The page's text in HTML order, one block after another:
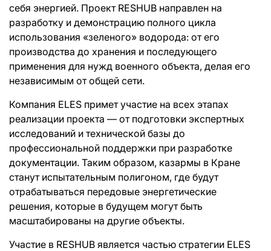
себя энергией. Проект RESHUB направлен на
разработку и демонстрацию полного цикла
использования «зеленого» водорода: от его
производства до хранения и последующего
применения для нужд военного объекта, делая его
независимым от общей сети.
Компания ELES примет участие на всех этапах
реализации проекта — от подготовки экспертных
исследований и технической базы до
профессиональной поддержки при разработке
документации. Таким образом, казармы в Кране
станут испытательным полигоном, где будут
отрабатываться передовые энергетические
решения, которые в будущем могут быть
масштабированы на другие объекты.
Участие в RESHUB является частью стратегии ELES